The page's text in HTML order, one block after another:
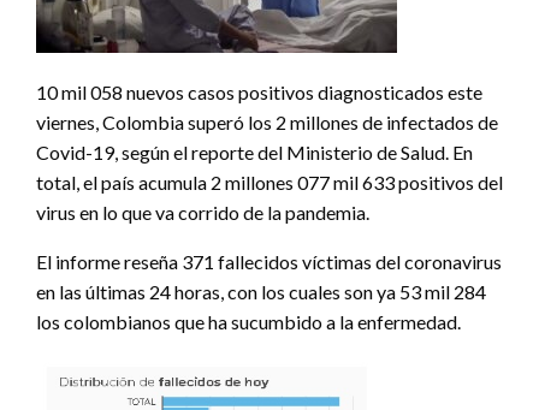
10 mil 058 nuevos casos positivos diagnosticados este
viernes, Colombia superó los 2 millones de infectados de
Covid-19, según el reporte del Ministerio de Salud. En
total, el país acumula 2 millones 077 mil 633 positivos del
virus en lo que va corrido de la pandemia.
El informe reseña 371 fallecidos víctimas del coronavirus
en las últimas 24 horas, con los cuales son ya 53 mil 284
los colombianos que ha sucumbido a la enfermedad.